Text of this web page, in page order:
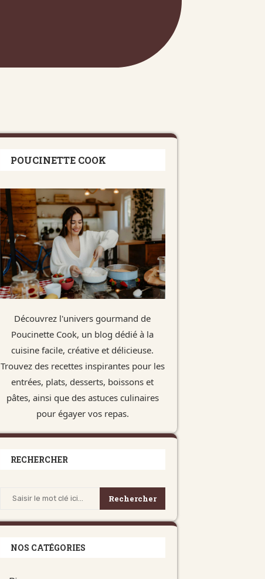
POUCINETTE COOK
Découvrez l'univers gourmand de
Poucinette Cook, un blog dédié à la
cuisine facile, créative et délicieuse.
Trouvez des recettes inspirantes pour les
entrées, plats, desserts, boissons et
pâtes, ainsi que des astuces culinaires
pour égayer vos repas.
RECHERCHER
Rechercher
NOS CATÉGORIES